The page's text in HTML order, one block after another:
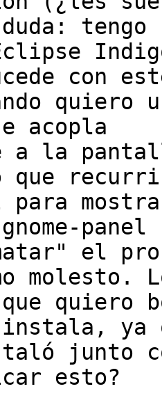
tengo
con
quiero
acopla
a la
que
para
panel
el
molesto.
que
ya
junto
esto?